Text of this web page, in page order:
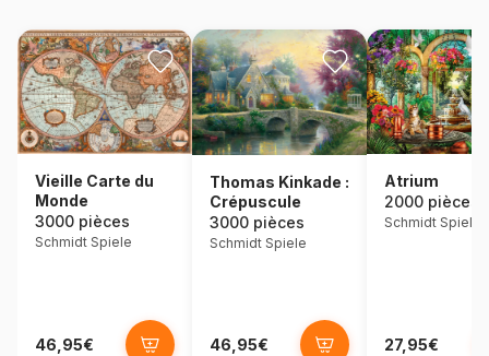
Vieille Carte du
Monde
3000 pièces
Schmidt Spiele
46,95€
Thomas Kinkade :
Crépuscule
3000 pièces
Schmidt Spiele
46,95€
Atrium
2000 pièces
Schmidt Spiele
27,95€